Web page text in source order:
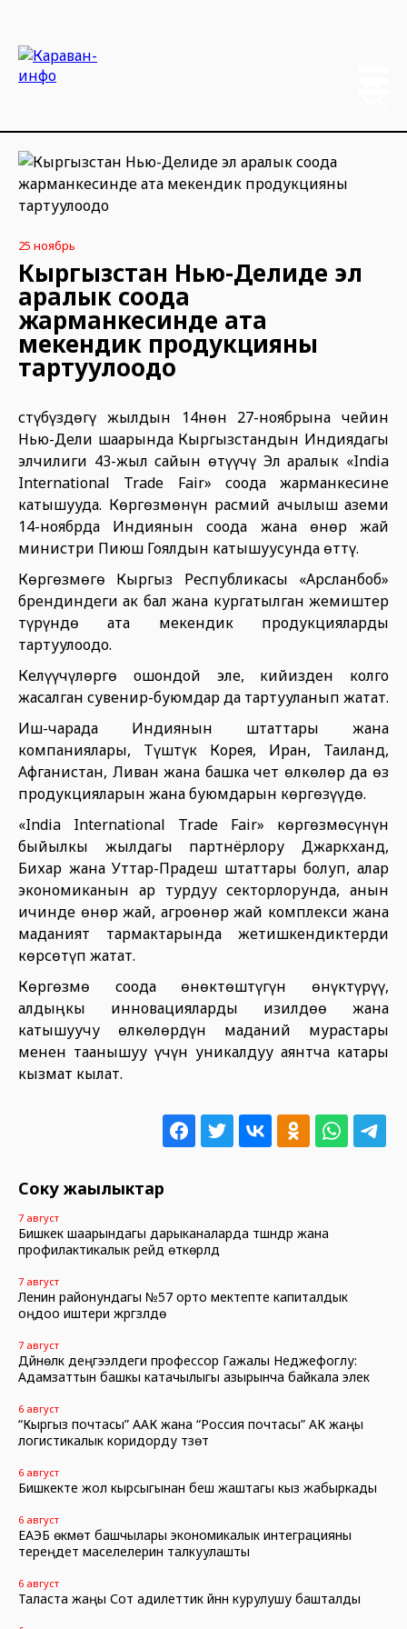
25 ноябрь
Кыргызстан Нью-Делиде эл
аралык соода
жарманкесинде ата
мекендик продукцияны
тартуулоодо
Үстүбүздөгү жылдын 14нөн 27-ноябрына чейин
Нью-Дели шаарында Кыргызстандын Индиядагы
элчилиги 43-жыл сайын өтүүчү Эл аралык «India
International Trade Fair» соода жарманкесине
катышууда. Көргөзмөнүн расмий ачылыш аземи
14-ноябрда Индиянын соода жана өнөр жай
министри Пиюш Гоялдын катышуусунда өттү.
Көргөзмөгө Кыргыз Республикасы «Арсланбоб»
брендиндеги ак бал жана кургатылган жемиштер
түрүндө ата мекендик продукцияларды
тартуулоодо.
Келүүчүлөргө ошондой эле, кийизден колго
жасалган сувенир-буюмдар да тартууланып жатат.
Иш-чарада Индиянын штаттары жана
компаниялары, Түштүк Корея, Иран, Таиланд,
Афганистан, Ливан жана башка чет өлкөлөр да өз
продукцияларын жана буюмдарын көргөзүүдө.
«India International Trade Fair» көргөзмөсүнүн
быйылкы жылдагы партнёрлору Джаркханд,
Бихар жана Уттар-Прадеш штаттары болуп, алар
экономиканын ар турдуу секторлорунда, анын
ичинде өнөр жай, агроөнөр жай комплекси жана
маданият тармактарында жетишкендиктерди
көрсөтүп жатат.
Көргөзмө соода өнөктөштүгүн өнүктүрүү,
алдыңкы инновацияларды изилдөө жана
катышуучу өлкөлөрдүн маданий мурастары
менен таанышуу үчүн уникалдуу аянтча катары
кызмат кылат.
Соңку жаңылыктар
7 август
Бишкек шаарындагы дарыканаларда түшүндүрүү жана
профилактикалык рейд өткөрүлдү
7 август
Ленин районундагы №57 орто мектепте капиталдык
оңдоо иштери жүргүзүлүүдө
7 август
Дүйнөлүк деңгээлдеги профессор Гажалы Неджефоглу:
Адамзаттын башкы катачылыгы азырынча байкала элек
6 август
“Кыргыз почтасы” ААК жана “Россия почтасы” АК жаңы
логистикалык коридорду түзөт
6 август
Бишкекте жол кырсыгынан беш жаштагы кыз жабыркады
6 август
ЕАЭБ өкмөт башчылары экономикалык интеграцияны
тереңдетүү маселелерин талкуулашты
6 август
Таласта жаңы Сот адилеттик үйүнүн курулушу башталды